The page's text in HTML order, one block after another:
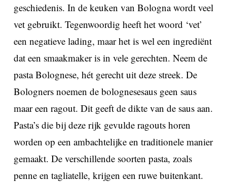
geschiedenis. In de keuken van Bologna wordt veel
vet gebruikt. Tegenwoordig heeft het woord ‘vet’
een negatieve lading, maar het is wel een ingrediënt
dat een smaakmaker is in vele gerechten. Neem de
pasta Bolognese, hét gerecht uit deze streek. De
Bologners noemen de bolognesesaus geen saus
maar een ragout. Dit geeft de dikte van de saus aan.
Pasta’s die bij deze rijk gevulde ragouts horen
worden op een ambachtelijke en traditionele manier
gemaakt. De verschillende soorten pasta, zoals
penne en tagliatelle, krijgen een ruwe buitenkant.